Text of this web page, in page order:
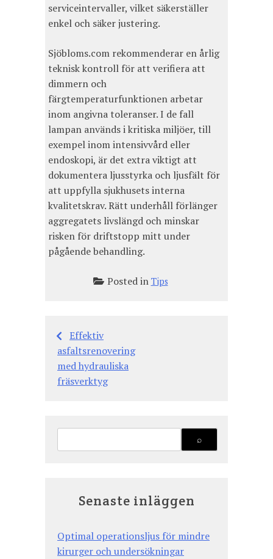
serviceintervaller, vilket säkerställer
enkel och säker justering.
Sjöbloms.com rekommenderar en årlig
teknisk kontroll för att verifiera att
dimmern och
färgtemperaturfunktionen arbetar
inom angivna toleranser. I de fall
lampan används i kritiska miljöer, till
exempel inom intensivvård eller
endoskopi, är det extra viktigt att
dokumentera ljusstyrka och ljusfält för
att uppfylla sjukhusets interna
kvalitetskrav. Rätt underhåll förlänger
aggregatets livslängd och minskar
risken för driftstopp mitt under
pågående behandling.
Posted in Tips
Inläggsnavigering
Effektiv
asfaltsrenovering
med hydrauliska
fräsverktyg
Senaste inläggen
Optimal operationsljus för mindre
kirurger och undersökningar